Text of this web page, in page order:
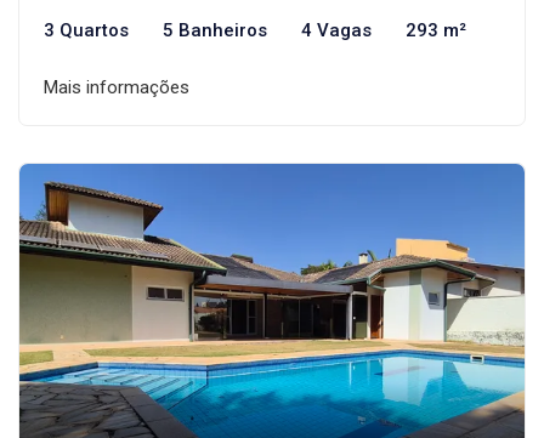
3 Quartos 5 Banheiros 4 Vagas 293 m²
Mais informações